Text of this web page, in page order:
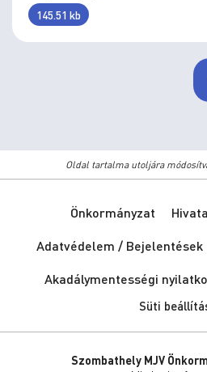
145.51 kb
Oldal tartalma utoljára
Önkormányzat
Adatvédelem / Bejelentések
Akadálymentességi
Süti
Szombathely MJV